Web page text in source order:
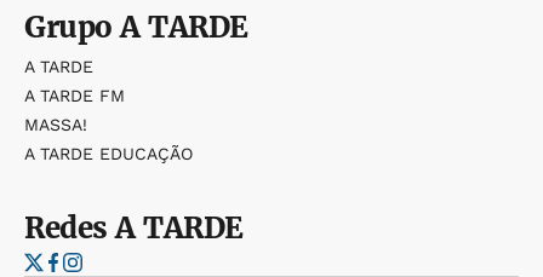
GrupoA TARDE
A TARDE
A TARDE FM
MASSA!
A TARDE EDUCAÇÃO
RedesA TARDE